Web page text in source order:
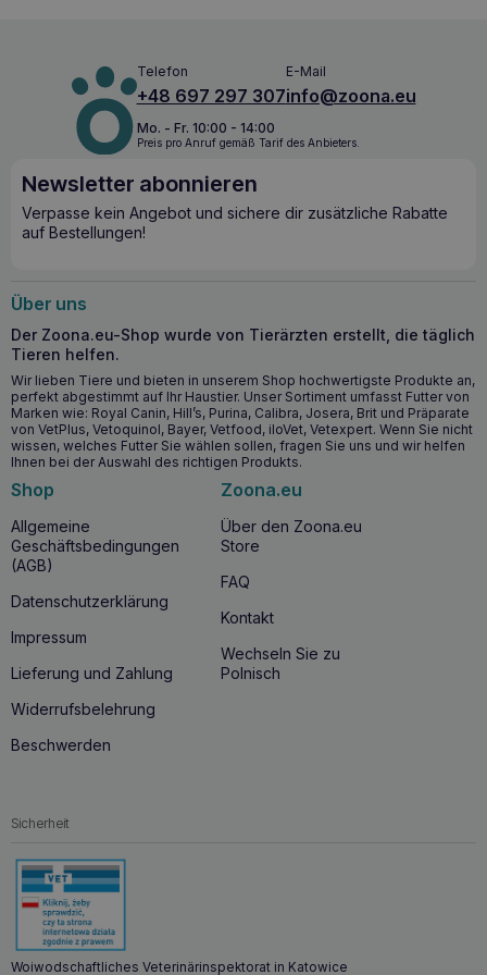
Telefon
+48 697 297 307
E-Mail
info@zoona.eu
Mo. - Fr. 10:00 - 14:00
Preis pro Anruf gemäß Tarif des Anbieters.
Newsletter abonnieren
Verpasse kein Angebot und sichere dir zusätzliche Rabatte
auf Bestellungen!
Über uns
Der Zoona.eu-Shop wurde von Tierärzten erstellt, die täglich
Tieren helfen.
Wir lieben Tiere und bieten in unserem Shop hochwertigste Produkte an,
perfekt abgestimmt auf Ihr Haustier. Unser Sortiment umfasst Futter von
Marken wie: Royal Canin, Hill’s, Purina, Calibra, Josera, Brit und Präparate
von VetPlus, Vetoquinol, Bayer, Vetfood, iloVet, Vetexpert. Wenn Sie nicht
wissen, welches Futter Sie wählen sollen, fragen Sie uns und wir helfen
Ihnen bei der Auswahl des richtigen Produkts.
Shop
Allgemeine
Geschäftsbedingungen
(AGB)
Datenschutzerklärung
Impressum
Lieferung und Zahlung
Widerrufsbelehrung
Beschwerden
Zoona.eu
Über den Zoona.eu
Store
FAQ
Kontakt
Wechseln Sie zu
Polnisch
Sicherheit
Woiwodschaftliches Veterinärinspektorat in Katowice